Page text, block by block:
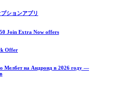
ションアプリ
Join Extra Now offers
Offer
Мелбет на Андроид в 2026 году —